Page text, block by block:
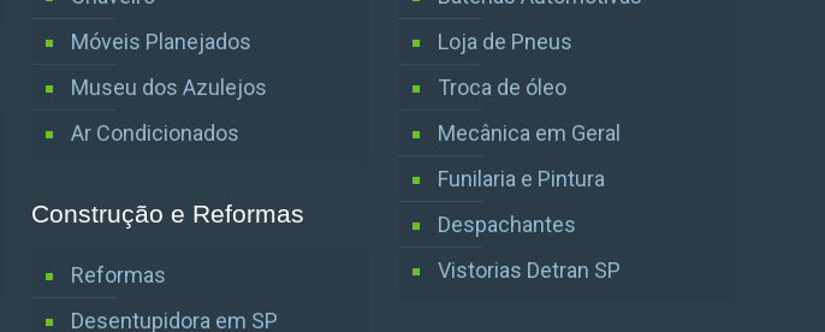
Móveis Planejados
Museu dos Azulejos
Ar Condicionados
Construção e Reformas
Reformas
Desentupidora em SP
Loja de Pneus
Troca de óleo
Mecânica em Geral
Funilaria e Pintura
Despachantes
Vistorias Detran SP